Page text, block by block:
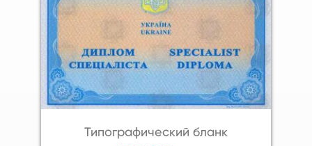
Типографический бланк